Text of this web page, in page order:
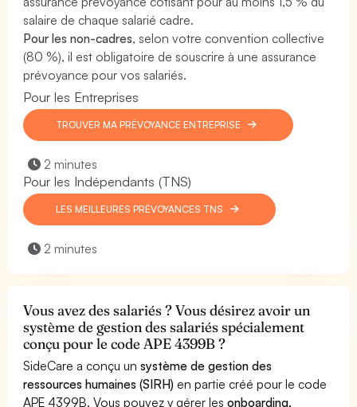
salaire de chaque salarié cadre.
Pour les non-cadres, selon votre convention collective
(80 %), il est obligatoire de souscrire à une assurance
prévoyance pour vos salariés.
Pour les Entreprises
TROUVER MA PRÉVOYANCE ENTREPRISE
2 minutes
Pour les Indépendants (TNS)
LES MEILLEURES PRÉVOYANCES TNS
2 minutes
Vous avez des salariés ? Vous désirez avoir un
système de gestion des salariés spécialement
conçu pour le code APE 4399B ?
SideCare a conçu unsystème de gestion des
ressources humaines (SIRH) en partie créé pour le code
APE 4399B. Vous pouvez y gérer lesonboarding,